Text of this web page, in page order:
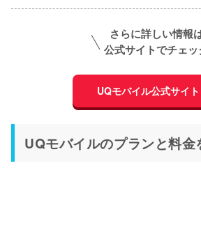
さらに詳しい情報
公式サイトでチェッ
UQモバイル公式サイト
UQモバイルのプランと料金